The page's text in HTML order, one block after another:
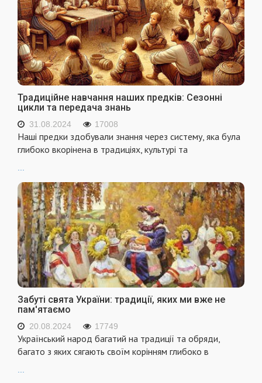
Традиційне навчання наших предків: Сезонні
цикли та передача знань
31.08.2024 17008
Наші предки здобували знання через систему, яка була
глибоко вкорінена в традиціях, культурі та
Забуті свята України: традиції, яких ми вже не
пам'ятаємо
20.08.2024 17749
Український народ багатий на традиції та обряди,
багато з яких сягають своїм корінням глибоко в
...